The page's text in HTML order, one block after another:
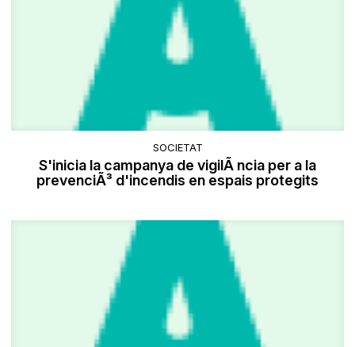
SOCIETAT
S'inicia la campanya de vigilÃ ncia per a la
prevenciÃ³ d'incendis en espais protegits